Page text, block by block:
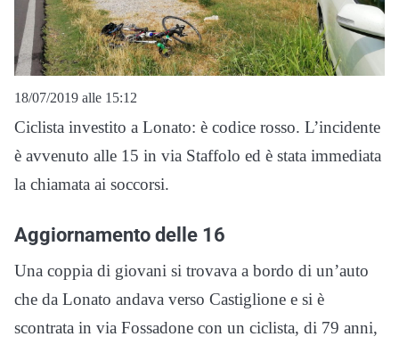
18/07/2019 alle 15:12
Ciclista investito a Lonato: è codice rosso. L’incidente
è avvenuto alle 15 in via Staffolo ed è stata immediata
la chiamata ai soccorsi.
Aggiornamento delle 16
Una coppia di giovani si trovava a bordo di un’auto
che da Lonato andava verso Castiglione e si è
scontrata in via Fossadone con un ciclista, di 79 anni,